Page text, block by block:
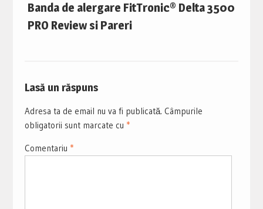
Banda de alergare FitTronic® Delta 3500
PRO Review si Pareri
Lasă un răspuns
Adresa ta de email nu va fi publicată. Câmpurile
obligatorii sunt marcate cu *
Comentariu *